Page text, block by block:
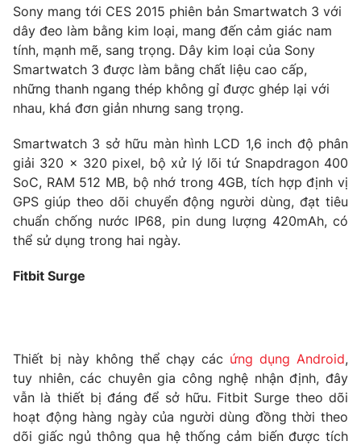
Góc doanh nghiệp
Truyền hình
Phim VTV
Hậu trường
Nhân vật
Khán giả
Giải sao mai
Giải trí
Điện ảnh
Sao
Đời sống
Du lịch
Làm đẹp
Chất lượng cuộc sống
Giáo dục
Tuyển sinh
Học trực tuyến
Công nghệ
Hitech Công nghệ tương lai
Giao lưu trực tuyến
Emagazine Podcast
Photo Infographic
Sony mang tới CES 2015 phiên bản Smartwatch 3 với
dây đeo làm bằng kim loại, mang đến cảm giác nam
tính, mạnh mẽ, sang trọng. Dây kim loại của Sony
Smartwatch 3 được làm bằng chất liệu cao cấp,
những thanh ngang thép không gỉ được ghép lại với
nhau, khá đơn giản nhưng sang trọng.
Smartwatch 3 sở hữu màn hình LCD 1,6 inch độ phân
giải 320 x 320 pixel, bộ xử lý lõi tứ Snapdragon 400
SoC, RAM 512 MB, bộ nhớ trong 4GB, tích hợp định vị
GPS giúp theo dõi chuyển động người dùng, đạt tiêu
chuẩn chống nước IP68, pin dung lượng 420mAh, có
thể sử dụng trong hai ngày.
Fitbit Surge
Thiết bị này không thể chạy các ứng dụng Android,
tuy nhiên, các chuyên gia công nghệ nhận định, đây
vẫn là thiết bị đáng để sở hữu. Fitbit Surge theo dõi
hoạt động hàng ngày của người dùng đồng thời theo
dõi giấc ngủ thông qua hệ thống cảm biến được tích